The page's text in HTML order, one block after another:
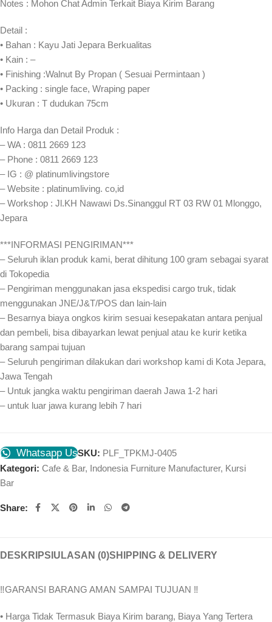
Notes : Mohon Chat Admin Terkait Biaya Kirim Barang
Detail :
• Bahan : Kayu Jati Jepara Berkualitas
• Kain : –
• Finishing :Walnut By Propan ( Sesuai Permintaan )
• Packing : single face, Wraping paper
• Ukuran : T dudukan 75cm
Info Harga dan Detail Produk :
– WA : 0811 2669 123
– Phone : 0811 2669 123
– IG : @ platinumlivingstore
– Website : platinumliving. co,id
– Workshop : Jl.KH Nawawi Ds.Sinanggul RT 03 RW 01 Mlonggo,
Jepara
***INFORMASI PENGIRIMAN***
– Seluruh iklan produk kami, berat dihitung 100 gram sebagai syarat
di Tokopedia
– Pengiriman menggunakan jasa ekspedisi cargo truk, tidak
menggunakan JNE/J&T/POS dan lain-lain
– Besarnya biaya ongkos kirim sesuai kesepakatan antara penjual
dan pembeli, bisa dibayarkan lewat penjual atau ke kurir ketika
barang sampai tujuan
– Seluruh pengiriman dilakukan dari workshop kami di Kota Jepara,
Jawa Tengah
– Untuk jangka waktu pengiriman daerah Jawa 1-2 hari
– untuk luar jawa kurang lebih 7 hari
Whatsapp UsSKU: PLF_TPKMJ-0405
Kategori: Cafe & Bar, Indonesia Furniture Manufacturer, Kursi
Bar
Share:
DESKRIPSI ULASAN (0)SHIPPING & DELIVERY
‼️GARANSI BARANG AMAN SAMPAI TUJUAN ‼
• Harga Tidak Termasuk Biaya Kirim barang, Biaya Yang Tertera